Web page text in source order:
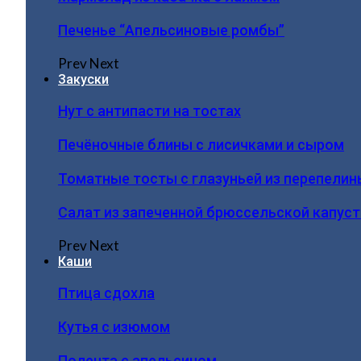
Печенье “Апельсиновые ромбы”
PrevNext
Закуски
Нут с антипасти на тостах
Печёночные блины с лисичками и сыром
Томатные тосты с глазуньей из
Салат из запеченной брюссельской
PrevNext
Каши
Птица сдохла
Кутья с изюмом